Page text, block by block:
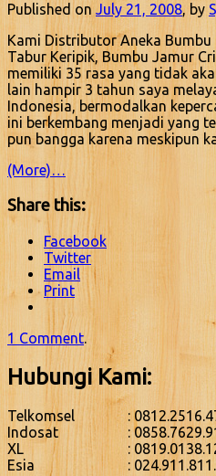
Published on July 21, 2008, by
Kami Distributor Aneka Bumbu
Tabur Keripik, Bumbu Jamur
memiliki 35 rasa yang tidak
lain hampir 3 tahun saya
Indonesia, bermodalkan
ini berkembang menjadi yang
pun bangga karena meskipun
(More)…
Share this:
Facebook
Twitter
Email
Print
1 Comment.
Hubungi Kami:
Telkomsel
:
Indosat
:
XL
:
Esia
: